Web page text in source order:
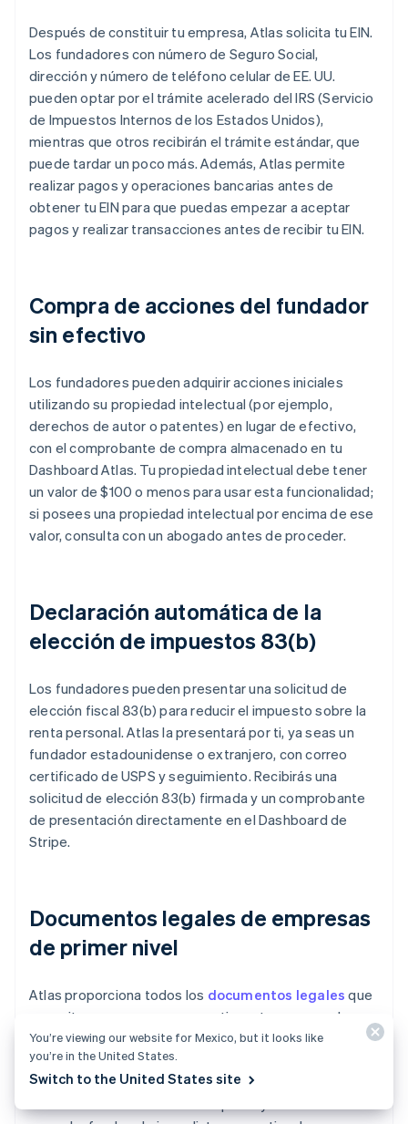
Después de constituir tu empresa, Atlas solicita tu EIN.
Los fundadores con número de Seguro Social,
dirección y número de teléfono celular de EE. UU.
pueden optar por el trámite acelerado del IRS (Servicio
de Impuestos Internos de los Estados Unidos),
mientras que otros recibirán el trámite estándar, que
puede tardar un poco más. Además, Atlas permite
realizar pagos y operaciones bancarias antes de
obtener tu EIN para que puedas empezar a aceptar
pagos y realizar transacciones antes de recibir tu EIN.
Compra de acciones del fundador
sin efectivo
Los fundadores pueden adquirir acciones iniciales
utilizando su propiedad intelectual (por ejemplo,
derechos de autor o patentes) en lugar de efectivo,
con el comprobante de compra almacenado en tu
Dashboard Atlas. Tu propiedad intelectual debe tener
un valor de $100 o menos para usar esta funcionalidad;
si posees una propiedad intelectual por encima de ese
valor, consulta con un abogado antes de proceder.
Declaración automática de la
elección de impuestos 83(b)
Los fundadores pueden presentar una solicitud de
elección fiscal 83(b) para reducir el impuesto sobre la
renta personal. Atlas la presentará por ti, ya seas un
fundador estadounidense o extranjero, con correo
certificado de USPS y seguimiento. Recibirás una
solicitud de elección 83(b) firmada y un comprobante
de presentación directamente en el Dashboard de
Stripe.
Documentos legales de empresas
de primer nivel
Atlas proporciona todos los documentos legales que
necesitas para empezar a gestionar tu empresa. Los
documentos de la corporación Atlas C se elaboran en
colaboración conCooley
de capital de riesgo más importantes del mundo. Estos
You’re viewing our website for Mexico, but it looks like
you’re in the United States.
Switch to the United States site